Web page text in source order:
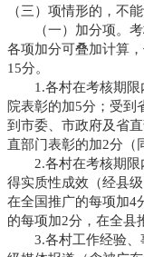
（三）项情形的，不
（一）加分项。考
各项加分可叠加计算
15分。
1.各村在考核期限
院表彰的加5分；受到
到市委、市政府及省
直部门表彰的加2分（
2.各村在考核期限
得实质性成效（经县
在全国推广的每项加4
的每项加2分，在全县
3.各村工作经验、